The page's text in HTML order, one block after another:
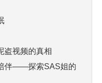
盗视频的真相
伴——探索SAS姐的